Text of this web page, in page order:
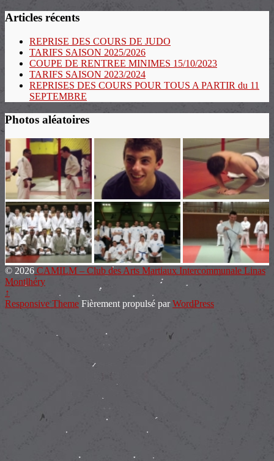
Articles récents
REPRISE DES COURS DE JUDO
TARIFS SAISON 2025/2026
COUPE DE RENTREE MINIMES 15/10/2023
TARIFS SAISON 2023/2024
REPRISES DES COURS POUR TOUS A PARTIR du 11
SEPTEMBRE
Photos aléatoires
© 2026 CAMILM – Club des Arts Martiaux Intercommunale Linas
Montlhéry
↑
Responsive Theme Fièrement propulsé parWordPress